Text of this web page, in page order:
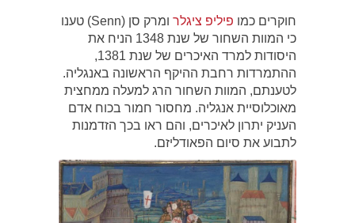
חוקרים כמופיליפ ציגלר
ומרק סן (Senn) טענו
כי המוות השחור של שנת 1348 הניח את
היסודות למרד האיכרים של שנת 1381,
ההתמרדות רחבת ההיקף הראשונה באנגליה.
לטענתם, המוות השחור הרג למעלה ממחצית
מאוכלוסיית אנגליה. מחסור חמור בכוח אדם
העניק יתרון לאיכרים, והם ראו בכך הזדמנות
לתבוע את סיום הפאודליזם.